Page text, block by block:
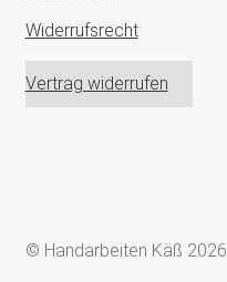
Widerrufsrecht
Vertrag widerrufen
© Handarbeiten Käß 2026